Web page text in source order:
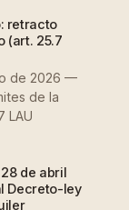
retracto
(art. 25.7
de 2026 —
de la
LAU
de abril
Decreto-ley